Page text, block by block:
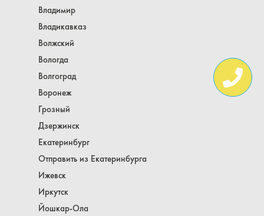
Владимир
Владикавказ
Волжский
Вологда
Волгоград
Воронеж
Грозный
Дзержинск
Екатеринбург
Отправить из Екатеринбурга
Ижевск
Иркутск
Йошкар-Ола